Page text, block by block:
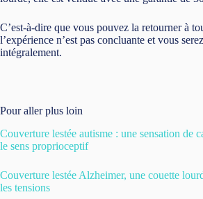
C’est-à-dire que vous pouvez la retourner à
l’expérience n’est pas concluante et vous
intégralement.
Pour aller plus loin
Couverture lestée autisme : une sensation de
le sens proprioceptif
Couverture lestée Alzheimer, une couette
les tensions